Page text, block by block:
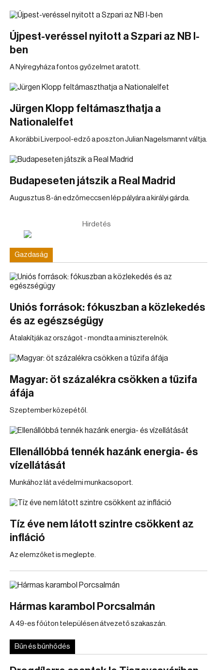
Újpest-veréssel nyitott a Szpari az NB I-
ben
A Nyíregyháza fontos győzelmet aratott.
Jürgen Klopp feltámaszthatja a
Nationalelfet
A korábbi Liverpool-edző a poszton Julian Nagelsmannt váltja.
Budapeseten játszik a Real Madrid
Augusztus 8-án edzőmeccsen lép pályára a királyi gárda.
Hirdetés
Gazdaság
Uniós források: fókuszban a közlekedés
és az egészségügy
Átalakítják az országot - mondta a miniszterelnök.
Magyar: öt százalékra csökken a tűzifa
áfája
Szeptember közepétől.
Ellenállóbbá tennék hazánk energia- és
vízellátását
Munkához lát a védelmi munkacsoport.
Tíz éve nem látott szintre csökkent az
infláció
Az elemzőket is meglepte.
Hármas karambol Porcsalmán
A 49-es főúton településen átvezető szakaszán.
Bűn és bűnhődés